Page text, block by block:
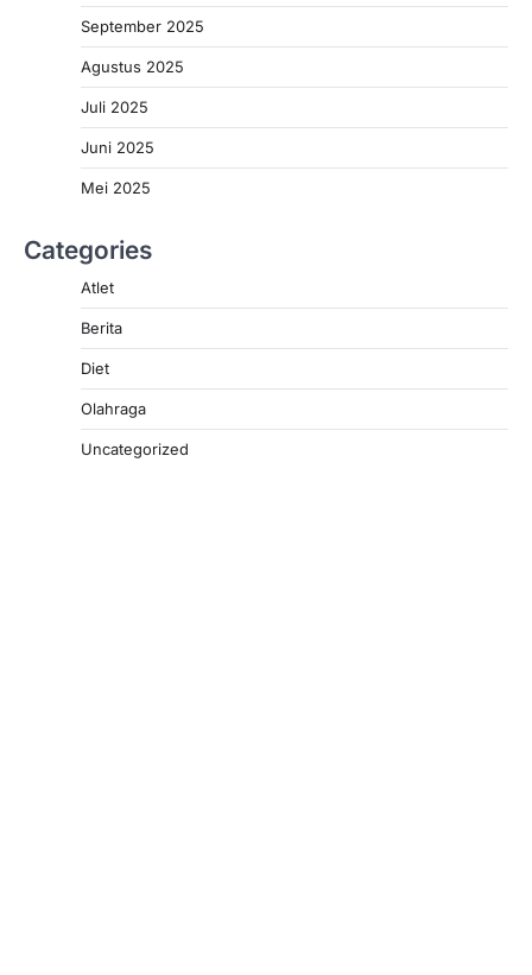
September 2025
Agustus 2025
Juli 2025
Juni 2025
Mei 2025
Categories
Atlet
Berita
Diet
Olahraga
Uncategorized